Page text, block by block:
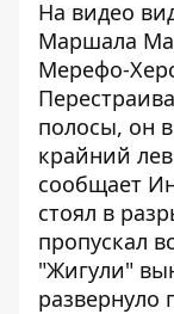
На видео
Маршала
Мерефо-
полосы, он
крайний
сообщает
стоял в
пропускал
"Жигули"
развернуло